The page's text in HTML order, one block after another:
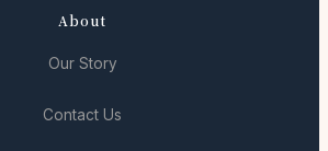
About
Our Story
Contact Us